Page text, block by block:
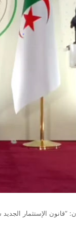
“قانون الإستثمار الجديد
2026-08-03
وفاق سطيف